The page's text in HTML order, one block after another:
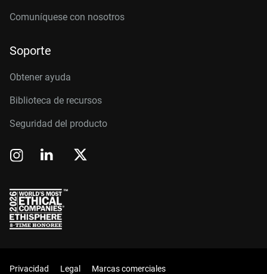
Comuníquese con nosotros
Soporte
Obtener ayuda
Biblioteca de recursos
Seguridad del producto
Privacidad Legal Marcas comerciales